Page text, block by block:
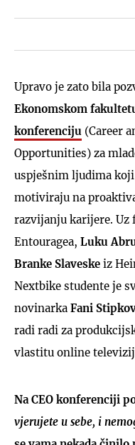
Upravo je zato bila
Ekonomskom
konferenciju (Career
Opportunities) za
uspješnim ljudima
motiviraju na
razvijanju karijere. Uz
Entouragea, Luku
Branke Slaveske iz
Nextbike studente je
novinarka Fani
radi radi za
vlastitu online
Na CEO konferenciji
vjerujete u sebe, i